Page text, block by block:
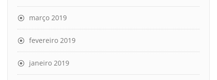
março 2019
fevereiro 2019
janeiro 2019